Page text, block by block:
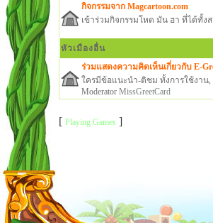
กิจกรรมจาก Magcartoon.com
เข้าร่วมกิจกรรมโหด มัน ฮา ที่ได้ทั้ง
หัวเมืองอื่น
ร่วมแสดงความคิดเห็นเกี่ยวกับ E-
ใครมีข้อแนะนำ-ติชม ทั้งการใช้งาน,
Moderator MissGreetCard
[ Playing Games ]